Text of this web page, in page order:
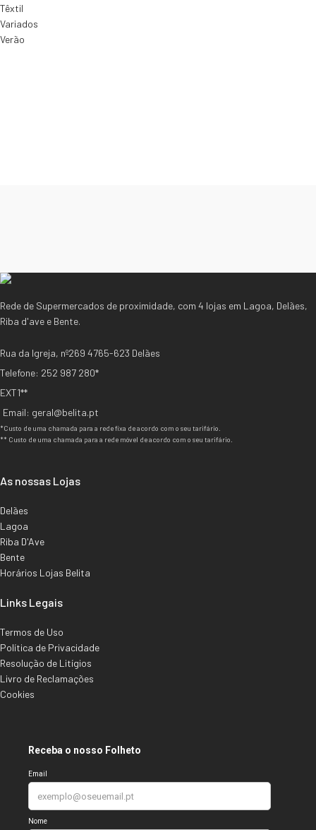
Têxtil
Variados
Verão
Rede de Supermercados de proximidade, com 4 lojas em Lagoa, Delães,
Riba d'ave e Bente.
Rua da Igreja, nº269 4765-623 Delães
Telefone: 252 987 280*
EXT1**
Email: geral@belita.pt
*Custo de uma chamada para a rede fixa de acordo com o seu tarifário.
** Custo de uma chamada para a rede móvel de acordo com o seu tarifário.
As nossas Lojas
Delães
Lagoa
Riba D'Ave
Bente
Horários Lojas Belita
Links Legais
Termos de Uso
Política de Privacidade
Resolução de Litígios
Livro de Reclamações
Cookies